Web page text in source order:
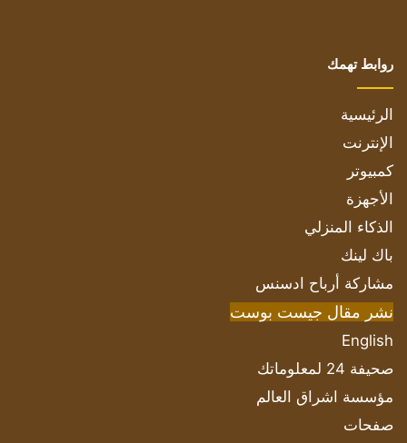
روابط تهمك
الرئيسية
الإنترنت
كمبيوتر
الأجهزة
الذكاء المنزلي
باك لينك
مشاركة أرباح ادسنس
نشر مقال جيست بوست
English
صحيفة 24 لمعلوماتك
مؤسسة اشراق العالم
صفحات